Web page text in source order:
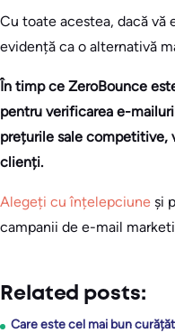
Cu toate acestea, dacă vă
evidență ca o alternativă
În timp ce ZeroBounce
pentru verificarea e-
prețurile sale competitive,
clienți.
Alegeți cu înțelepciune și
campanii de e-mail
Related posts:
Care este cel mai bun